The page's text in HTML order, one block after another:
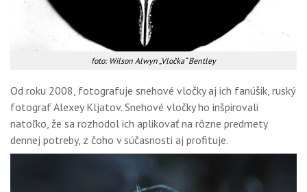
foto: Wilson Alwyn „Vločka“ Bentley
Od roku 2008, fotografuje snehové vločky aj ich fanúšik, ruský
fotograf Alexey Kljatov. Snehové vločky ho inšpirovali
natoľko, že sa rozhodol ich aplikovať na rôzne predmety
dennej potreby, z čoho v súčasnosti aj profituje.